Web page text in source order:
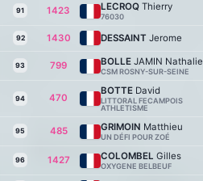
91 1423 LECROQ Thierry
76030
92 1430 DESSAINT Jerome
93 799 BOLLE JAMIN Nathalie
CSM ROSNY-SUR-SEINE
94 470
BOTTE David
LITTORAL FECAMPOIS
ATHLETISME
95 485 GRIMOIN Matthieu
UN DÉFI POUR ZOÉ
96 1427 COLOMBEL Gilles
OXYGENE BELBEUF